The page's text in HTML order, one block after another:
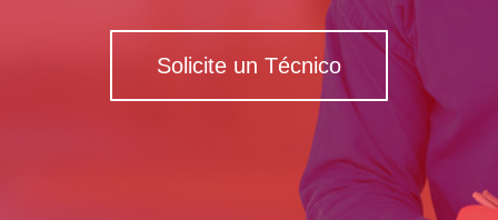
Solicite un Técnico